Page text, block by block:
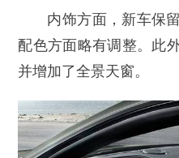
内饰方面，新车保
配色方面略有调整。此
并增加了全景天窗。